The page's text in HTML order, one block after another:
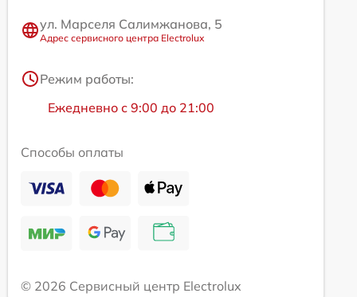
ул. Марселя Салимжанова, 5
Адрес сервисного центра Electrolux
Режим работы:
Ежедневно с 9:00 до 21:00
Способы оплаты
© 2026 Сервисный центр Electrolux